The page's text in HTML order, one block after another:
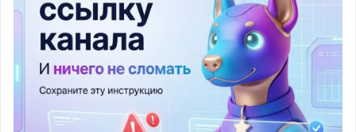
оформление?Это редактируется прямо в
🎙 Для подкастов это вообще отдельная радость
Заранее записанное аудио в МАКС обычно
приходит обычным файлом. Его нужно скачать,
чтобы послушать.